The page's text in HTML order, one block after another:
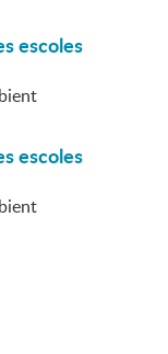
escoles
escoles